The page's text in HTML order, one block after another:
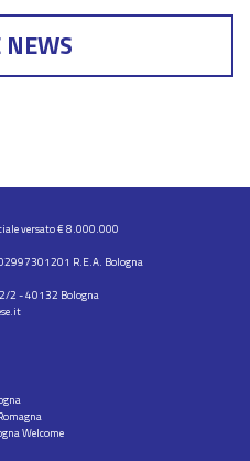
versato € 8.000.000
R.E.A. Bologna
2 - 40132 Bologna
Welcome